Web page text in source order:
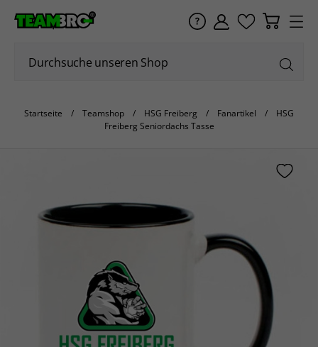
Startseite Teamshop HSG Freiberg Fanartikel
HSG
Freiberg Seniordachs Tasse